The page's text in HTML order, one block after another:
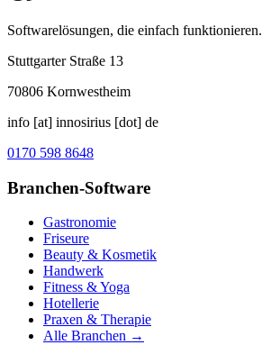
Softwarelösungen, die einfach funktionieren.
Stuttgarter Straße 13
70806 Kornwestheim
info [at] innosirius [dot] de
0170 598 8648
Branchen-Software
Gastronomie
Friseure
Beauty & Kosmetik
Handwerk
Fitness & Yoga
Hotellerie
Praxen & Therapie
Alle Branchen →